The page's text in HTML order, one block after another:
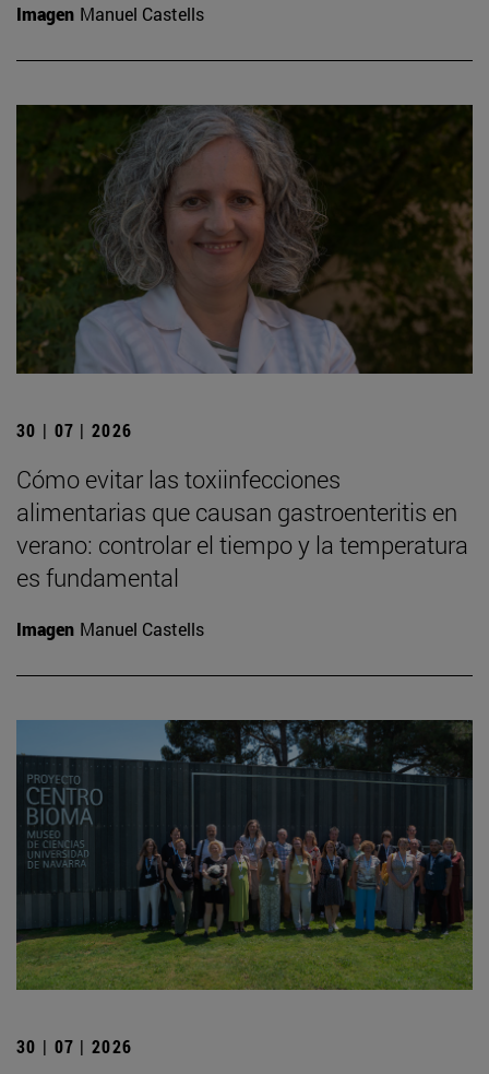
Imagen Manuel Castells
30 | 07 | 2026
Cómo evitar las toxiinfecciones
alimentarias que causan gastroenteritis en
verano: controlar el tiempo y la temperatura
es fundamental
Imagen Manuel Castells
30 | 07 | 2026